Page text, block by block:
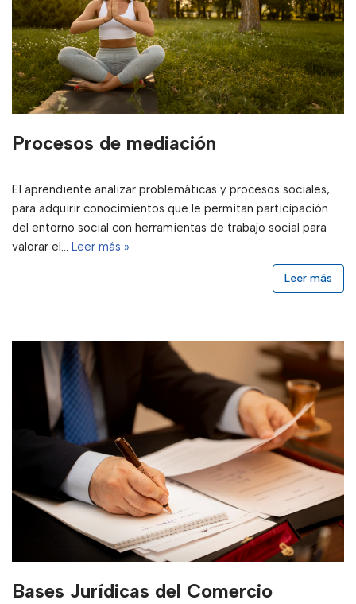
Procesos de mediación
El aprendiente analizar problemáticas y procesos sociales,
para adquirir conocimientos que le permitan participación
del entorno social con herramientas de trabajo social para
valorar el… Leer más »
Leer más
Bases Jurídicas del Comercio